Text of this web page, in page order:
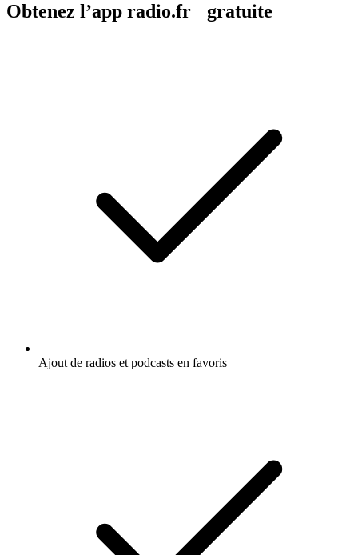
Obtenez l’app radio.fr gratuite
Ajout de radios et podcasts en favoris